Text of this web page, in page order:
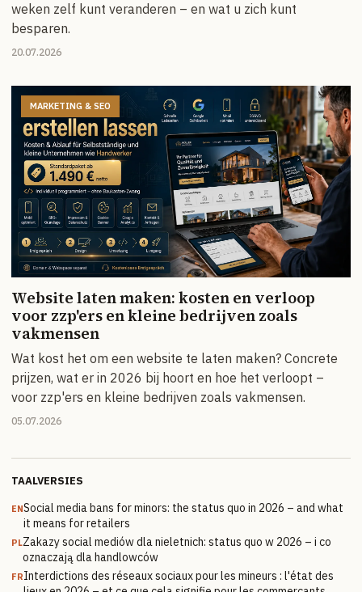
weken zelf kunt veranderen – en wat u zich kunt
besparen.
20.07.2026
MARKETING & SEO
Website laten maken: kosten en verloop
voor zzp'ers en kleine bedrijven zoals
vakmensen
Wat kost het om een website te laten maken? Concrete
prijzen, wat er in 2026 bij hoort en hoe het verloopt –
voor zzp'ers en kleine bedrijven zoals vakmensen.
05.07.2026
TAALVERSIES
ENSocial media bans for minors: the status quo in 2026 – and what
it means for retailers
PLZakazy social mediów dla nieletnich: status quo w 2026 – i co
oznaczają dla handlowców
FRInterdictions des réseaux sociaux pour les mineurs : l'état des